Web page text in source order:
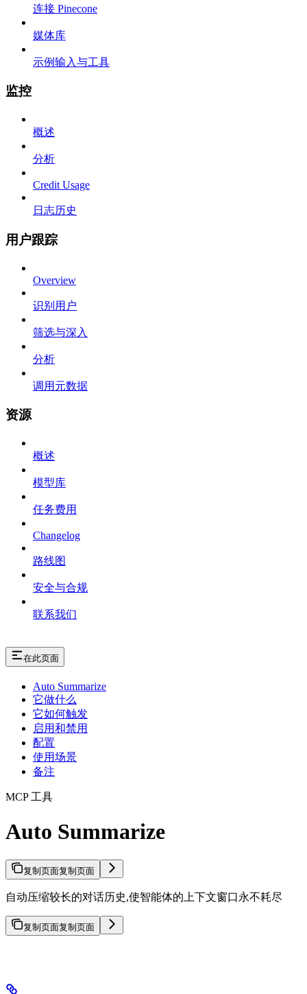
连接 Pinecone
媒体库
示例输入与工具
监控
概述
分析
Credit Usage
日志历史
用户跟踪
Overview
识别用户
筛选与深入
分析
调用元数据
资源
概述
模型库
任务费用
Changelog
路线图
安全与合规
联系我们
在此页面
Auto Summarize
它做什么
它如何触发
启用和禁用
配置
使用场景
备注
MCP 工具
Auto Summarize
复制页面复制页面
自动压缩较长的对话历史,使智能体的上下文窗口永不耗尽
复制页面复制页面